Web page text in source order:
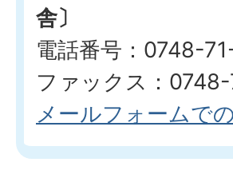
舎〕
電話番号：0748-
ファックス：
メールフォームで